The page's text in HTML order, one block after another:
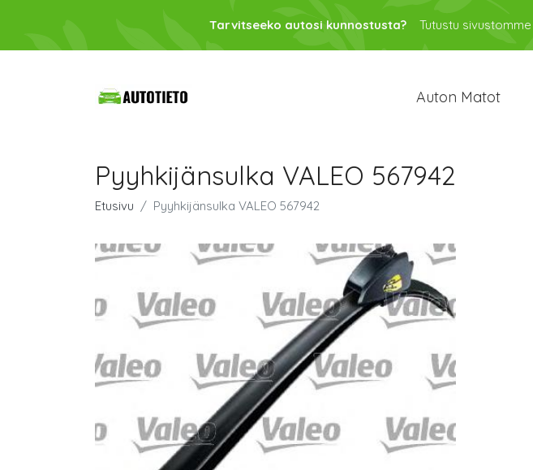
Tarvitseeko autosi kunnostusta? Tutustu
Auton Matot
Pyyhkijänsulka VALEO 567942
Etusivu Pyyhkijänsulka VALEO 567942